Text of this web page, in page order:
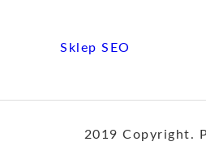
Sklep SEO
2019 Copyright.